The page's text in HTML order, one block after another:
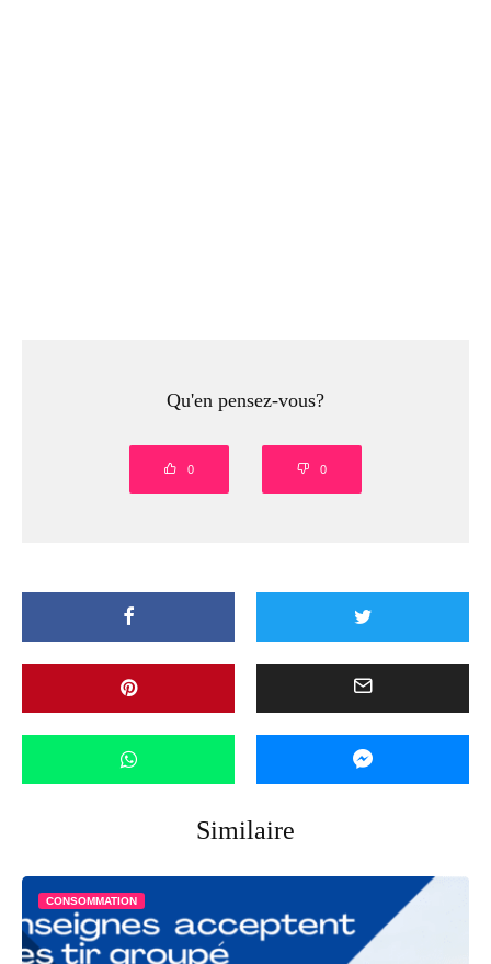
Qu'en pensez-vous?
0 0
Similaire
CONSOMMATION